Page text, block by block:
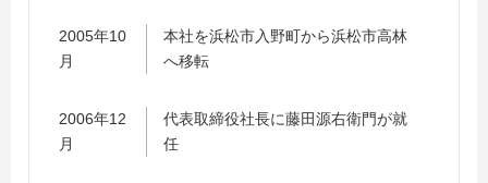
2005年10
月
本社を浜松市入野町から浜松市高林
へ移転
2006年12
月
代表取締役社長に藤田源右衛門が就
任